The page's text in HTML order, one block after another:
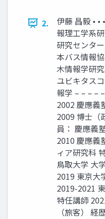
2.
伊藤 昌毅 • •
報理工学系
研究センタ
本バス情報
木情報学研
ユビキタス
報学 – – – –
2002 慶應義
2009 博士（
員： 慶應義
2010 慶應義
ィア研究科
鳥取大学 大
2019 東京大
2019-2021
特任講師
（旅客） 経